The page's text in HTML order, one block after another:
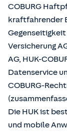
COBURG
kraftfahrender
Gegenseitigkeit
Versicherung
AG, HUK-
Datenservice
COBURG-
Die HUK ist
und mobile